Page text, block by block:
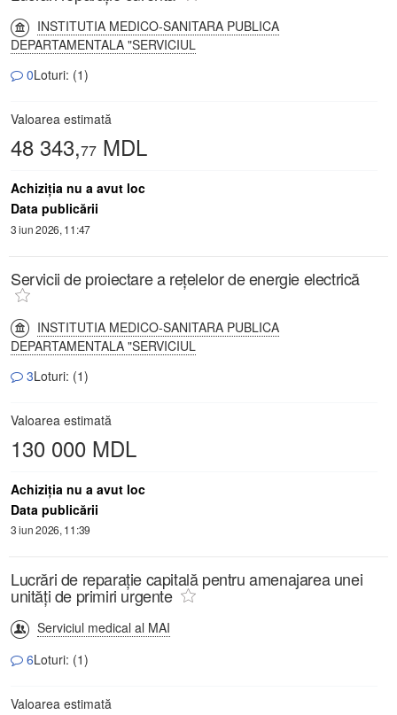
INSTITUTIA MEDICO-SANITARA PUBLICA
DEPARTAMENTALA "SERVICIUL
0Loturi: (1)
Valoarea estimată
48 343,77 MDL
Achiziţia nu a avut loc
Data publicării
3 iun 2026, 11:47
Servicii de proiectare a rețelelor de energie electrică
INSTITUTIA MEDICO-SANITARA PUBLICA
DEPARTAMENTALA "SERVICIUL
3Loturi: (1)
Valoarea estimată
130 000 MDL
Achiziţia nu a avut loc
Data publicării
3 iun 2026, 11:39
Lucrări de reparație capitală pentru amenajarea unei
unități de primiri urgente
Serviciul medical al MAI
6Loturi: (1)
Valoarea estimată